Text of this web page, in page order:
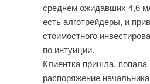
среднем ожидавших 4,6
есть алготрейдеры, и
стоимостного
по интуиции.
Клиентка пришла, попала
распоряжение